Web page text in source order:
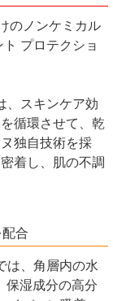
のノンケミカル
プロテクショ
、スキンケア効
循環させて、乾
独自技術を採
着し、肌の不調
合
は、角層内の水
保湿成分の高分